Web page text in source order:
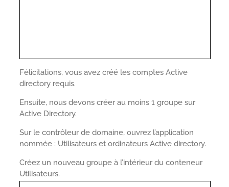
Félicitations, vous avez créé les comptes Active
directory requis.
Ensuite, nous devons créer au moins 1 groupe sur
Active Directory.
Sur le contrôleur de domaine, ouvrez l’application
nommée : Utilisateurs et ordinateurs Active directory.
Créez un nouveau groupe à l’intérieur du conteneur
Utilisateurs.